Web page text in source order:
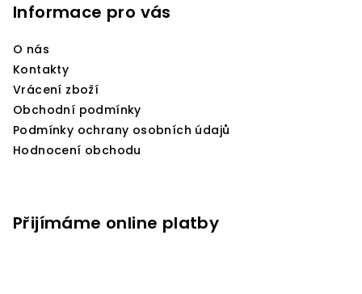
Informace pro vás
O nás
Kontakty
Vrácení zboží
Obchodní podmínky
Podmínky ochrany osobních údajů
Hodnocení obchodu
Přijímáme online platby